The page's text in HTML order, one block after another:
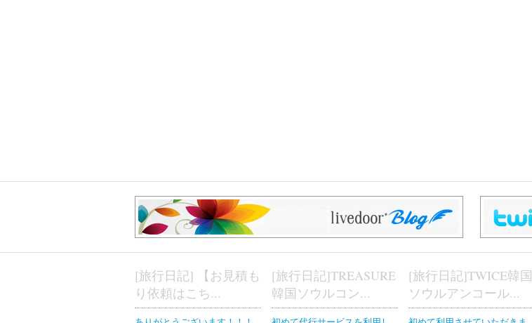
[旅行日記] 【お見積も
り依頼はこち...
[旅行日記]TREASURE
韓国ソウルコン...
[旅行日記]TWICE韓国
ソウルアンコール...